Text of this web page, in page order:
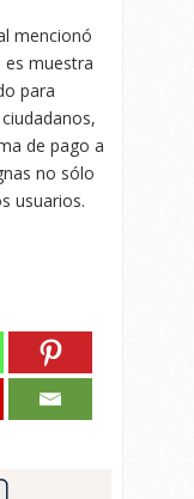
mencionó
es muestra
para
de pago a
no sólo
usuarios.